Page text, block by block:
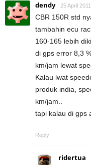
dendy 25 April
CBR 150R std
tambahin ecu
160-165 lebih
di gps error 8,3
km/jam lewat
Kalau lwat
produk india,
km/jam..
tapi kalau di gps
Reply
ridertua